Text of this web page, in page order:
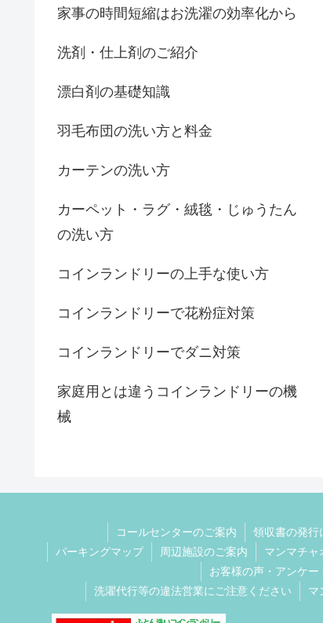
家事の時間短縮はお洗濯の効率化から
洗剤・仕上剤のご紹介
漂白剤の基礎知識
羽毛布団の洗い方と料金
カーテンの洗い方
カーペット・ラグ・絨毯・じゅうたん
の洗い方
コインランドリーの上手な使い方
コインランドリーで花粉症対策
コインランドリーでダニ対策
家庭用とは違うコインランドリーの機
械
コールセンターのご案内 領収書の発行
パーキングマップ
周辺施設のご案内 マンマチャ
お客様の声・アンケー
洗濯代行等の違法営業にご注意ください
マ